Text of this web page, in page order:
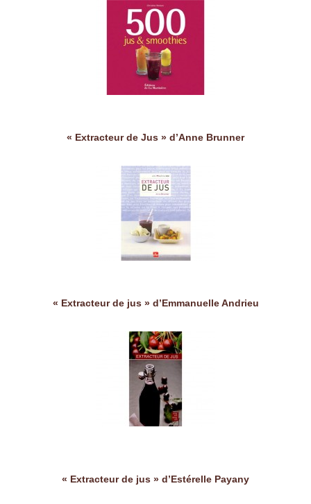
« Extracteur de Jus » d’Anne Brunner
« Extracteur de jus » d’Emmanuelle Andrieu
« Extracteur de jus » d’Estérelle Payany